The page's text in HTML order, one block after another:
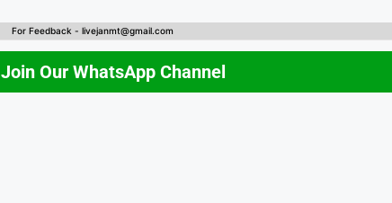
For Feedback - livejanmt@gmail.com
Join Our WhatsApp Channel